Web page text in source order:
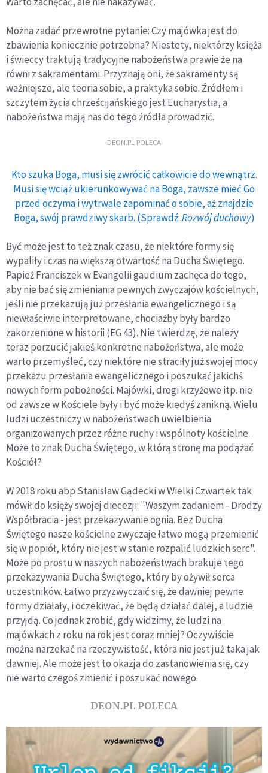
Można zadać przewrotne pytanie: Czy majówka jest do
zbawienia koniecznie potrzebna? Niestety, niektórzy księża
i świeccy traktują tradycyjne nabożeństwa prawie że na
równi z sakramentami. Przyznają oni, że sakramenty są
ważniejsze, ale teoria sobie, a praktyka sobie. Źródłem i
szczytem życia chrześcijańskiego jest Eucharystia, a
nabożeństwa mają nas do tego źródła prowadzić.
DEON.PL POLECA
Kto szuka Boga, musi się zwrócić całkowicie do wewnątrz.
Musi się wciąż ukierunkowywać na Boga, zawsze mieć Go
przed oczyma i wytrwale zapominać o sobie, aż znajdzie
Boga, swój prawdziwy skarb. (Sprawdź:Rozwój duchowy)
Być może jest to też znak czasu, że niektóre formy się
wypaliły i czas na większą otwartość na Ducha Świętego.
Papież Franciszek w Evangelii gaudium zachęca do tego,
aby nie bać się zmieniania pewnych zwyczajów kościelnych,
jeśli nie przekazują już przesłania ewangelicznego i są
niewłaściwie interpretowane, chociażby były bardzo
zakorzenione w historii (EG 43). Nie twierdzę, że należy
teraz porzucić jakieś konkretne nabożeństwa, ale może
warto przemyśleć, czy niektóre nie straciły już swojej mocy
przekazu przesłania ewangelicznego i poszukać jakichś
nowych form pobożności. Majówki, drogi krzyżowe itp. nie
od zawsze w Kościele były i być może kiedyś zanikną. Wielu
ludzi uczestniczy w nabożeństwach uwielbienia
organizowanych przez różne ruchy i wspólnoty kościelne.
Może to znak Ducha Świętego, w którą stronę ma podążać
Kościół?
W 2018 roku abp Stanisław Gądecki w Wielki Czwartek tak
mówił do księży swojej diecezji: "Waszym zadaniem - Drodzy
Współbracia - jest przekazywanie ognia. Bez Ducha
Świętego nasze kościelne zwyczaje łatwo mogą przemienić
się w popiół, który nie jest w stanie rozpalić ludzkich serc".
Może po prostu w naszych nabożeństwach brakuje tego
przekazywania Ducha Świętego, który by ożywił serca
uczestników. Łatwo przyzwyczaić się, że dawniej pewne
formy działały, i oczekiwać, że będą działać dalej, a ludzie
przyjdą. Co jednak zrobić, gdy widzimy, że ludzi na
majówkach z roku na rok jest coraz mniej? Oczywiście
można narzekać na rzeczywistość, która nie jest już taka jak
dawniej. Ale może jest to okazja do zastanowienia się, czy
nie warto czegoś zmienić i poszukać nowego.
DEON.PL POLECA